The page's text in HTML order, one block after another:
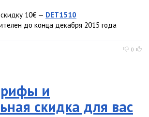
10€ — DET1510
до конца декабря 2015 года
0
и
скидка для вас